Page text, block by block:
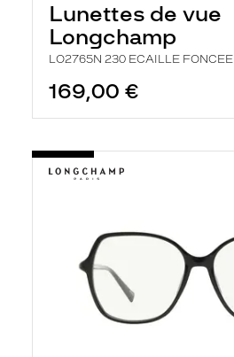
Lunettes de vue
Longchamp
LO2765N 230 ECAILLE FONCEE
169,00 €